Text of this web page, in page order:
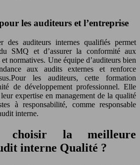
les auditeurs et l’entreprise
des auditeurs internes qualifiés permet
SMQ et d’assurer la conformité aux
normatives. Une équipe d’auditeurs bien
aux audits externes et renforce
les auditeurs, cette formation
de développement professionnel. Elle
expertise en management de la qualité
à responsabilité, comme responsable
interne.
choisir la meilleure
interne Qualité ?